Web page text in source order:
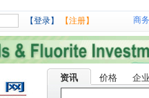
【登录】 【注册】 商
资讯 价格 企